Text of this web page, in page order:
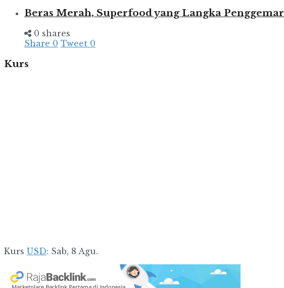
Beras Merah, Superfood yang Langka Penggemar
0 shares
Share 0 Tweet 0
Kurs
Kurs USD: Sab, 8 Agu.